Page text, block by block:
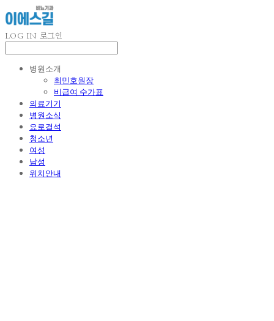
LOG IN 로그인
병원소개
최민호원장
비급여 수가표
의료기기
병원소식
요로결석
청소년
여성
남성
위치안내